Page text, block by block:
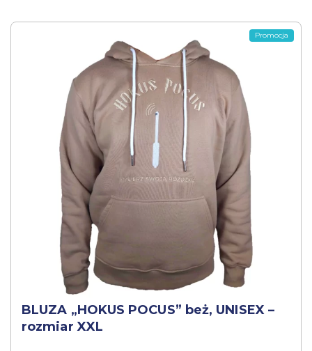
BLUZA „HOKUS POCUS” beż, UNISEX –
rozmiar XXL
Promocja